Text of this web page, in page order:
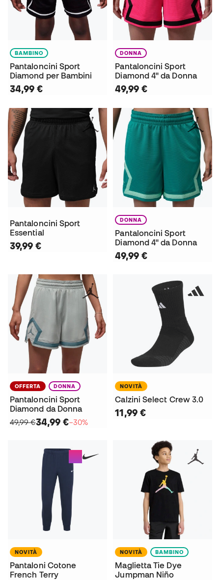
BAMBINO
Pantaloncini Sport
Diamond per Bambini
34,99 €
DONNA
Pantaloncini Sport
Diamond 4" da Donna
49,99 €
Pantaloncini Sport
Essential
39,99 €
DONNA
Pantaloncini Sport
Diamond 4" da Donna
49,99 €
OFFERTA DONNA
Pantaloncini Sport
Diamond da Donna
49,99 €34,99 €−30%
NOVITÀ
Calzini Select Crew 3.0
11,99 €
NOVITÀ
Pantaloni Cotone
French Terry
NOVITÀ BAMBINO
Maglietta Tie Dye
Jumpman Niño